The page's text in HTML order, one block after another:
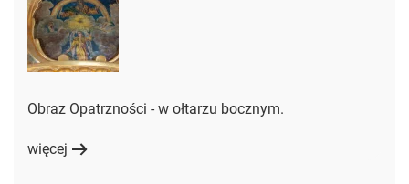
Obraz Opatrzności - w ołtarzu bocznym.
więcej